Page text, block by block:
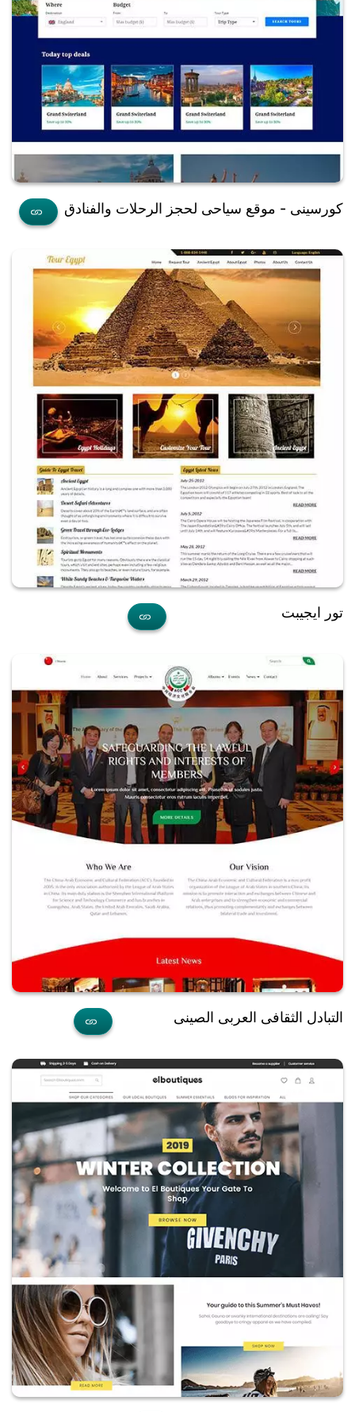
كورسينى - موقع سياحى لحجز الرحلات والفنادق
تور ايجيبت
التبادل الثقافى العربى الصينى